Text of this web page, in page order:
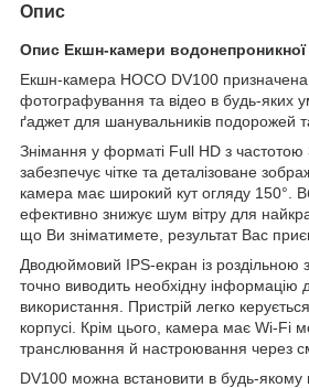
Опис
Опис Екшн-камери водонепроникної
Екшн-камера HOCO DV100 призначена
фотографування та відео в будь-яких
ґаджет для шанувальників подорожей
Знімання у форматі Full HD з частотою
забезпечує чітке та деталізоване
камера має широкий кут огляду 150°.
ефективно знижує шум вітру для
що Ви зніматимете, результат Вас
Дводюймовий IPS-екран із роздільною
точно виводить необхідну інформацію
використання. Пристрій легко
корпусі. Крім цього, камера має Wi-Fi
транслювання й настроювання через
DV100 можна встановити в будь-якому